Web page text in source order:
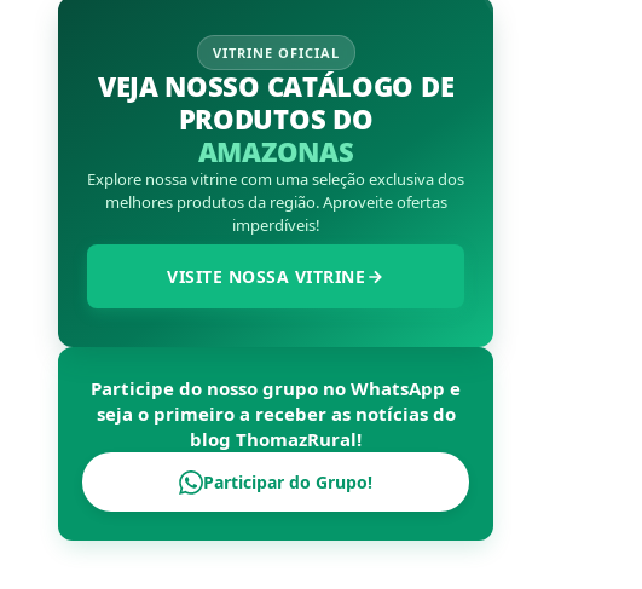
VITRINE OFICIAL
VEJA NOSSO CATÁLOGO DE
PRODUTOS DO
AMAZONAS
Explore nossa vitrine com uma seleção exclusiva dos
melhores produtos da região. Aproveite ofertas
imperdíveis!
VISITE NOSSA VITRINE
Participe do nosso grupo no WhatsApp e
seja o primeiro a receber as notícias do
blogThomazRural!
Participar do Grupo!